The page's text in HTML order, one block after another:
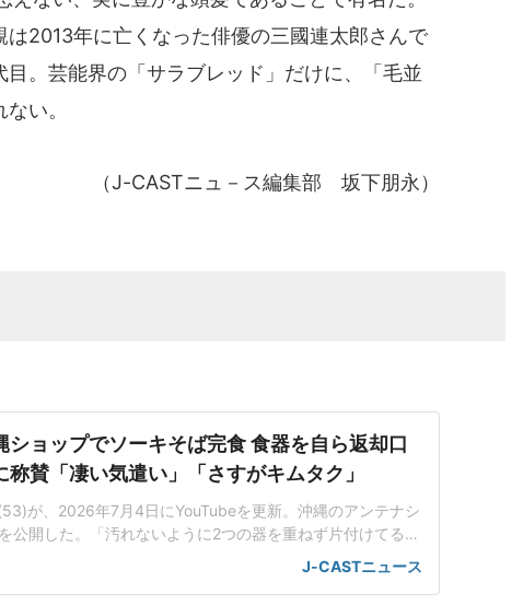
2013年に亡くなった俳優の三國連太郎さんで
。芸能界の「サラブレッド」だけに、「毛並
い。
（J-CASTニュ－ス編集部 坂下朋永）
ショップでソーキそば完食 食器を自ら返却口
称賛「凄い気遣い」「さすがキムタク」
が、2026年7月4日にYouTubeを更新。沖縄のアンテナシ
公開した。「汚れないように2つの器を重ねず片付けてる」
ンテナショップを訪れた木村さん。店員に勧められ、ソーキ
らを乗せて食べることに。初めてだというもずくの天ぷらに
J-CASTニュース